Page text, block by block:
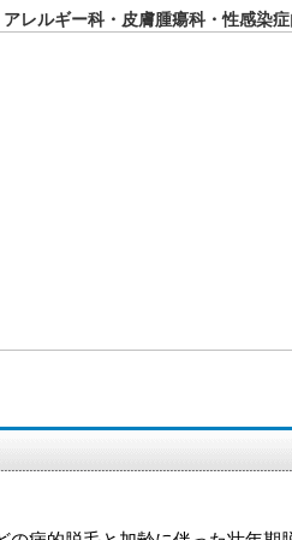
レルギー科・皮膚腫瘍科・性感染